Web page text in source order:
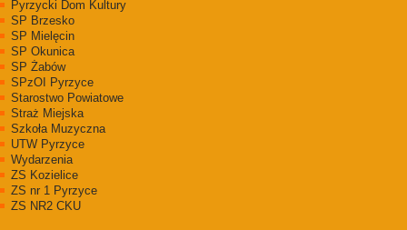
Pyrzycki Dom Kultury
SP Brzesko
SP Mielęcin
SP Okunica
SP Żabów
SPzOI Pyrzyce
Starostwo Powiatowe
Straż Miejska
Szkoła Muzyczna
UTW Pyrzyce
Wydarzenia
ZS Kozielice
ZS nr 1 Pyrzyce
ZS NR2 CKU